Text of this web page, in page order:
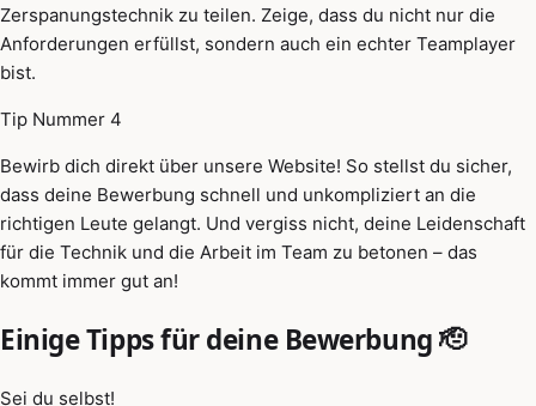
Zerspanungstechnik zu teilen. Zeige, dass du nicht nur die
Anforderungen erfüllst, sondern auch ein echter Teamplayer
bist.
Tip Nummer 4
Bewirb dich direkt über unsere Website! So stellst du sicher,
dass deine Bewerbung schnell und unkompliziert an die
richtigen Leute gelangt. Und vergiss nicht, deine Leidenschaft
für die Technik und die Arbeit im Team zu betonen – das
kommt immer gut an!
Einige Tipps für deine Bewerbung 🫡
Sei du selbst!